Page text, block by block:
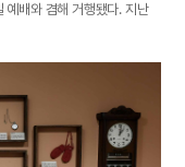
예배와 겸해 거행됐다. 지난